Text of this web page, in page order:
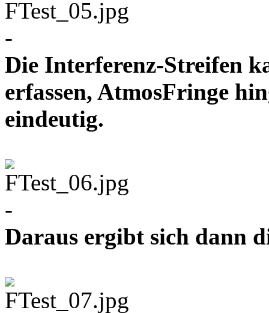
-
Die Interferenz-Streifen
erfassen, AtmosFringe
eindeutig.
-
Daraus ergibt sich dann